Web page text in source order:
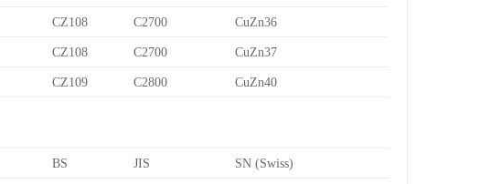
CZ108 C2700 CuZn36
CZ108 C2700 CuZn37
CZ109 C2800 CuZn40
BS JIS SN (Swiss)